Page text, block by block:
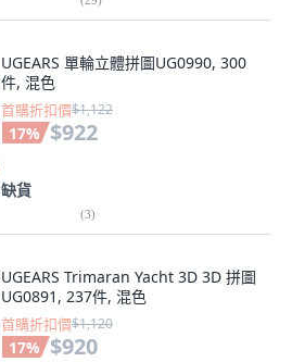
UGEARS 單輪立體拼圖UG0990, 300
件, 混色
首購折扣價$1,122
17% $922
缺貨
(3)
UGEARS Trimaran Yacht 3D 3D 拼圖
UG0891, 237件, 混色
首購折扣價$1,120
17% $920